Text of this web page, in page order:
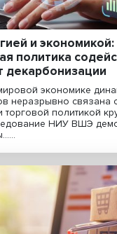
водой:
воды и
сторон: